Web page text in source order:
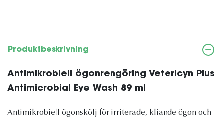
Produktbeskrivning
Antimikrobiell ögonrengöring Vetericyn Plus
Antimicrobial Eye Wash 89 ml
Antimikrobiell ögonskölj för irriterade, kliande ögon och